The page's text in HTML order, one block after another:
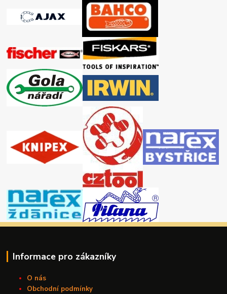
Informace pro zákazníky
O nás
Obchodní podmínky